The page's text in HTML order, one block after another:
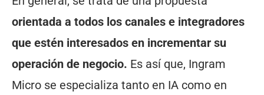
orientada a todos los canales e integradores
que estén interesados en incrementar su
operación de negocio. Es así que, Ingram
Micro se especializa tanto en IA como en